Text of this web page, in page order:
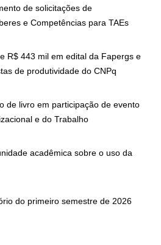
de solicitações de
e Competências para TAEs
R$ 443 mil em edital da Fapergs e
de produtividade do CNPq
de livro em participação de evento
e do Trabalho
acadêmica sobre o uso da
do primeiro semestre de 2026